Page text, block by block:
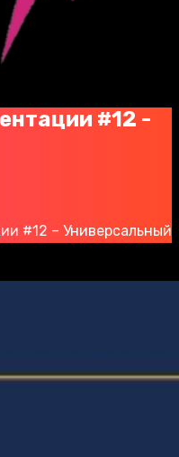
#12 -
#12 – Универсальный